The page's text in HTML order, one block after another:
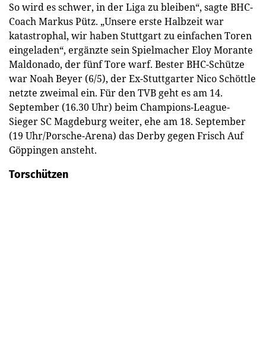
So wird es schwer, in der Liga zu bleiben“, sagte BHC-
Coach Markus Pütz. „Unsere erste Halbzeit war
katastrophal, wir haben Stuttgart zu einfachen Toren
eingeladen“, ergänzte sein Spielmacher Eloy Morante
Maldonado, der fünf Tore warf. Bester BHC-Schütze
war Noah Beyer (6/5), der Ex-Stuttgarter Nico Schöttle
netzte zweimal ein. Für den TVB geht es am 14.
September (16.30 Uhr) beim Champions-League-
Sieger SC Magdeburg weiter, ehe am 18. September
(19 Uhr/Porsche-Arena) das Derby gegen Frisch Auf
Göppingen ansteht.
Torschützen